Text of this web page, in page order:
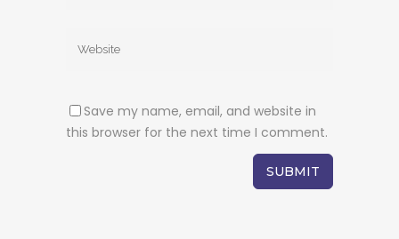
Save my name, email, and website in
this browser for the next time I comment.